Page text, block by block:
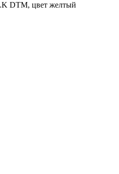
DTM, цвет желтый